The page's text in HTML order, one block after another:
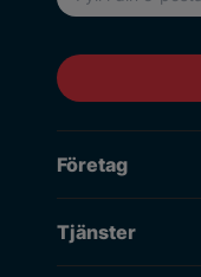
Företag
Tjänster